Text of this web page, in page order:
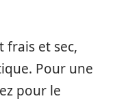
frais et sec,
Pour une
pour le